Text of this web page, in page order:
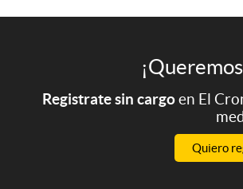
Registrate sin cargoen El
Quiero